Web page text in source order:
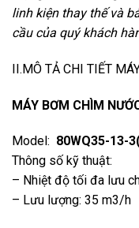
linh kiện thay thế và
cầu của quý khách
II.MÔ TẢ CHI TIẾT
MÁY BƠM CHÌM
Model: 80WQ35-13-
Thông số kỹ thuật:
– Nhiệt độ tối đa lưu
– Lưu lượng: 35 m3/h